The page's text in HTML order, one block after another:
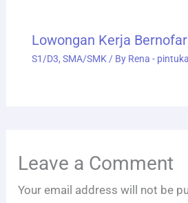
Lowongan Kerja
S1/D3, SMA/SMK / By Rena -
Leave a Comment
Your email address will not be